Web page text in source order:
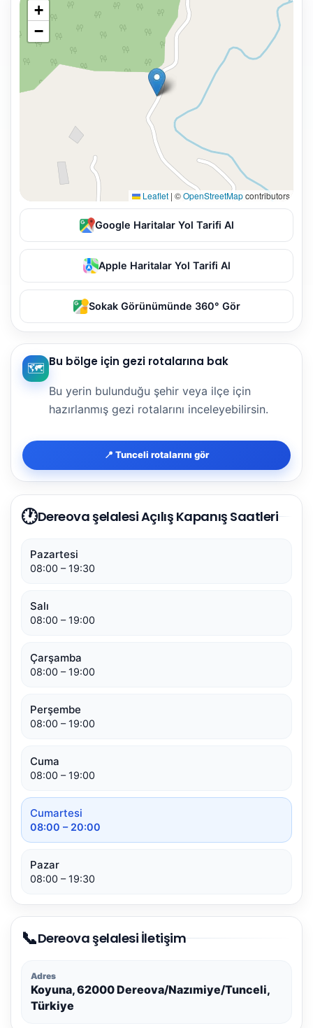
+
−
Leaflet | ©OpenStreetMapcontributors
Google Haritalar Yol Tarifi Al
Apple Haritalar Yol Tarifi Al
Sokak Görünümünde 360° Gör
🗺️ Bu bölge için gezi rotalarına bak
Bu yerin bulunduğu şehir veya ilçe için
hazırlanmış gezi rotalarını inceleyebilirsin.
📍 Tunceli rotalarını gör
🕐Dereova şelalesi Açılış Kapanış Saatleri
Pazartesi
08:00 – 19:30
Salı
08:00 – 19:00
Çarşamba
08:00 – 19:00
Perşembe
08:00 – 19:00
Cuma
08:00 – 19:00
Cumartesi
08:00 – 20:00
Pazar
08:00 – 19:30
📞Dereova şelalesi İletişim
Adres
Koyuna, 62000 Dereova/Nazımiye/Tunceli,
Türkiye